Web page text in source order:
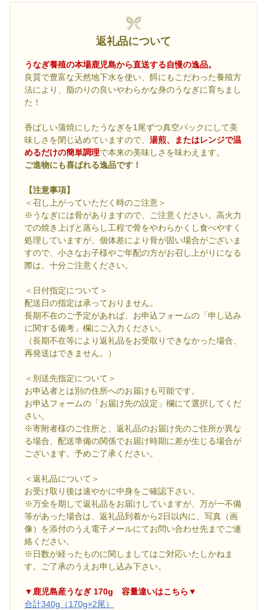
返礼品について
うなぎ養殖の本場鹿児島から直送する自慢の逸品。
良質で豊富な天然地下水を使い、餌にもこだわった養殖方
法により、脂のりの良いやわらかな身のうなぎに育ちまし
た！
香ばしい蒲焼にしたうなぎを1尾ずつ真空パックにして美
味しさを閉じ込めていますので、 湯煎、またはレンジで温
めるだけの簡単調理で本来の美味しさを味わえます。
ご進物にも喜ばれる逸品です！
【注意事項】
＜召し上がっていただく時のご注意＞
※うなぎには骨がありますので、ご注意ください。高火力
での焼き上げと蒸らし工程で骨をやわらかくし食べやすく
処理していますが、個体差により骨が固い場合がございま
すので、小さなお子様やご年配の方がお召し上がりになる
際は、十分ご注意ください。
＜日付指定について＞
配送日の指定は承っておりません。
長期不在のご予定があれば、お申込フォームの「申し込み
に関する備考」欄にご入力ください。
（長期不在等により返礼品をお受取りできなかった場合、
再発送はできません。）
＜別送先指定について＞
お申込者とは別の住所へのお届けも可能です。
お申込フォームの「お届け先の設定」欄にて選択してくだ
さい。
※寄附者様のご住所と、返礼品のお届け先のご住所が異な
る場合、配送準備の関係でお届け時期に差が生じる場合が
ございます。予めご了承ください。
＜返礼品について＞
お受け取り後は速やかに中身をご確認下さい。
※万全を期して返礼品をお届けしていますが、万が一不備
等があった場合は、返礼品到着から2日以内に、写真（画
像）を添付のうえ電子メールにてお問い合わせ先までご連
絡ください。
※日数が経ったものに関しましてはご対応いたしかねま
す。ご了承のうえお申し込み下さい。
▼鹿児島産うなぎ 170g 容量違いはこちら▼
合計340g（170g×2尾）